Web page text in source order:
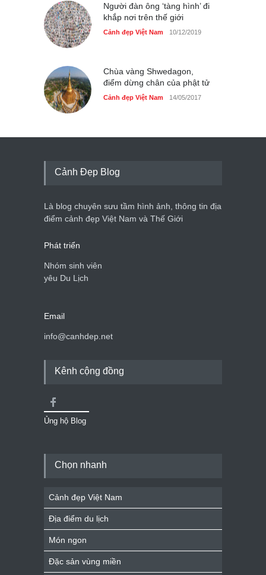
Người đàn ông ‘tàng hình’ đi
khắp nơi trên thế giới
Cảnh đẹp Việt Nam 10/12/2019
Chùa vàng Shwedagon,
điểm dừng chân của phật tử
Cảnh đẹp Việt Nam 14/05/2017
Cảnh Đẹp Blog
Là blog chuyên sưu tầm hình ảnh, thông tin địa
điểm cảnh đẹp Việt Nam và Thế Giới
Phát triển
Nhóm sinh viên
yêu Du Lịch
Email
info@canhdep.net
Kênh cộng đồng
Ủng hộ Blog
Chọn nhanh
Cảnh đẹp Việt Nam
Địa điểm du lịch
Món ngon
Đặc sản vùng miền